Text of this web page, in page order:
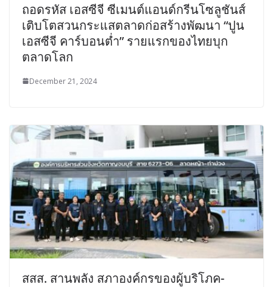
ถอดรหัส เอสซีจี ซีเมนต์แอนด์กรีนโซลูชันส์
เติบโตสวนกระแสตลาดก่อสร้างพัฒนา “ปูน
เอสซีจี คาร์บอนต่ำ” รายแรกของไทยบุก
ตลาดโลก
December 21, 2024
สสส. สานพลัง สภาองค์กรของผู้บริโภค-